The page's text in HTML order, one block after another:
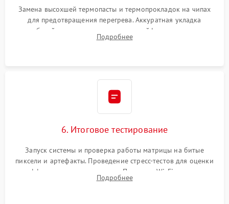
Замена высохшей термопасты и термопрокладок на чипах
для предотвращения перегрева. Аккуратная укладка
кабелей, подключение хрупких шлейфов матрицы и
надежная фиксация всех элементов внутри корпуса
Подробнее
6. Итоговое тестирование
Запуск системы и проверка работы матрицы на битые
пиксели и артефакты. Проведение стресс-тестов для оценки
эффективности охлаждения. Проверка Wi-Fi, камеры,
микрофона и всех портов перед выдачей устройства.
Подробнее